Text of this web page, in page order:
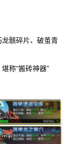
骸碎片、破茧青
称“搬砖神器”